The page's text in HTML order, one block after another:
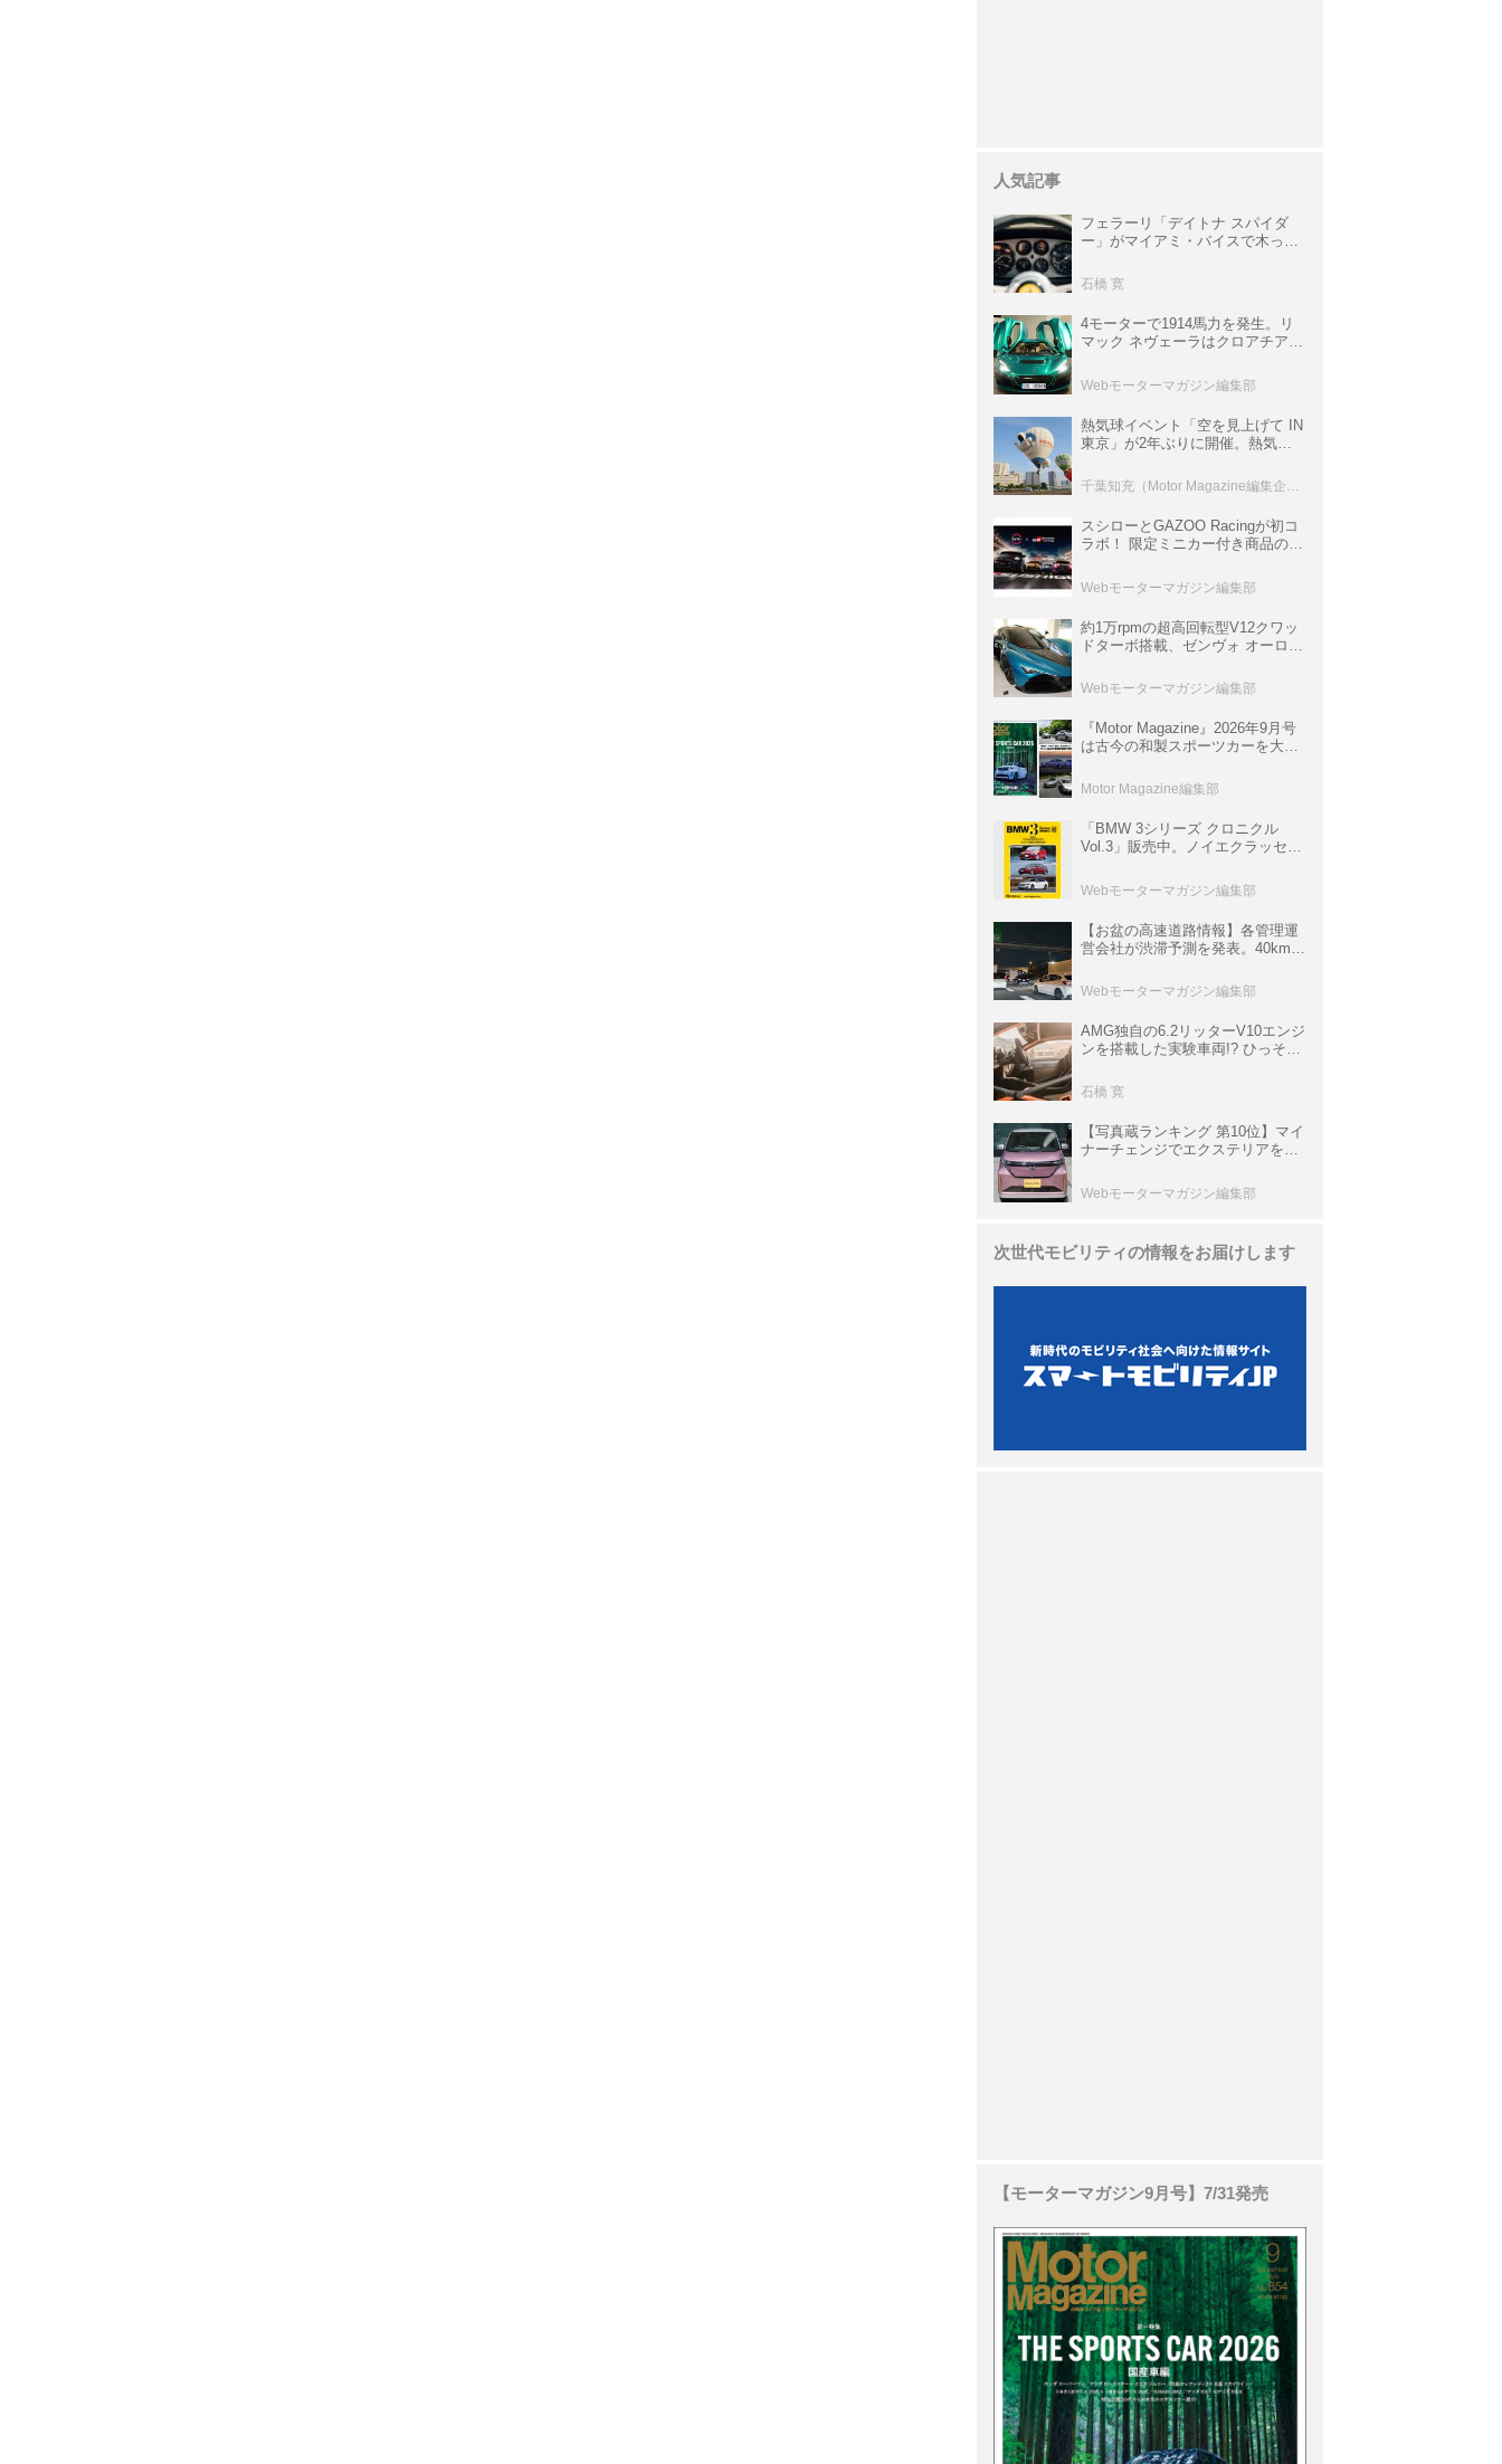
人気記事
フェラーリ「デイトナ スパイダ
ー」がマイアミ・バイスで木っ端
サ」に化けた理由
石橋 寛
4モーターで1914馬力を発生。リ
マック ネヴェーラはクロアチア発
ロニクル・完全版／115】
Webモーターマガジン編集部
熱気球イベント「空を見上げて IN
東京」が2年ぶりに開催。熱気球
室などのコンテンツも
千葉知充（Motor Magazine編集企画室）
スシローとGAZOO Racingが初コ
ラボ！ 限定ミニカー付き商品の
ト体験があたる抽選企画などを展
開
Webモーターマガジン編集部
約1万rpmの超高回転型V12クワッ
ドターボ搭載、ゼンヴォ オーロラ
イパーカー【スーパーカークロニ
クル・完全版／116】
Webモーターマガジン編集部
『Motor Magazine』2026年9月号
は古今の和製スポーツカーを大特
情報も満載
Motor Magazine編集部
「BMW 3シリーズ クロニクル
Vol.3」販売中。ノイエクラッセか
ムック
Webモーターマガジン編集部
【お盆の高速道路情報】各管理運
営会社が渋滞予測を発表。40km以
数ある
Webモーターマガジン編集部
AMG独自の6.2リッターV10エンジ
ンを搭載した実験車両!? ひっそり
P900 プロトタイプ」とは
石橋 寛
【写真蔵ランキング 第10位】マイ
ナーチェンジでエクステリアを刷
クラ」
Webモーターマガジン編集部
次世代モビリティの情報をお届けします
【モーターマガジン9月号】7/31発売